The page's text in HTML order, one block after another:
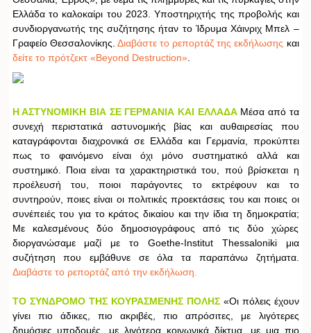
Ελλάδα το καλοκαίρι του 2023. Υποστηριχτής της προβολής και
συνδιοργανωτής της συζήτησης ήταν το Ίδρυμα Χάινριχ Μπελ –
Γραφείο Θεσσαλονίκης. Διαβάστε το ρεπορτάζ της εκδήλωσης και
δείτε το πρότζεκτ «Beyond Destruction».
Η ΑΣΤΥΝΟΜΙΚΗ ΒΙΑ ΣΕ ΓΕΡΜΑΝΙΑ ΚΑΙ ΕΛΛΑΔΑΜέσα από τα
συνεχή περιστατικά αστυνομικής βίας και αυθαιρεσίας που
καταγράφονται διαχρονικά σε Ελλάδα και Γερμανία, προκύπτει
πως το φαινόμενο είναι όχι μόνο συστηματικό αλλά και
συστημικό. Ποια είναι τα χαρακτηριστικά του, πού βρίσκεται η
προέλευσή του, ποιοι παράγοντες το εκτρέφουν και το
συντηρούν, ποιες είναι οι πολιτικές προεκτάσεις του και ποιες οι
συνέπειές του για το κράτος δικαίου και την ίδια τη δημοκρατία;
Με καλεσμένους δύο δημοσιογράφους από τις δύο χώρες
διοργανώσαμε μαζί με το Goethe-Institut Thessaloniki μια
συζήτηση που εμβάθυνε σε όλα τα παραπάνω ζητήματα.
Διαβάστε το ρεπορτάζ από την εκδήλωση.
ΤΟ ΣΥΝΔΡΟΜΟ ΤΗΣ ΚΟΥΡΑΣΜΕΝΗΣ ΠΟΛΗΣ«Οι πόλεις έχουν
γίνει πιο άδικες, πιο ακριβές, πιο απρόσιτες, με λιγότερες
δημόσιες υποδομές, με λιγότερα κοινωνικά δίκτυα, με μια πιο